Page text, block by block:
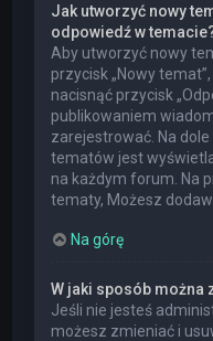
Jak utworzyć nowy
odpowiedź w
Aby utworzyć nowy
przycisk „Nowy
nacisnąć przycisk
publikowaniem
zarejestrować. Na
tematów jest
na każdym forum. Na
tematy, Możesz
Na górę
W jaki sposób można
Jeśli nie jesteś
możesz zmieniać i